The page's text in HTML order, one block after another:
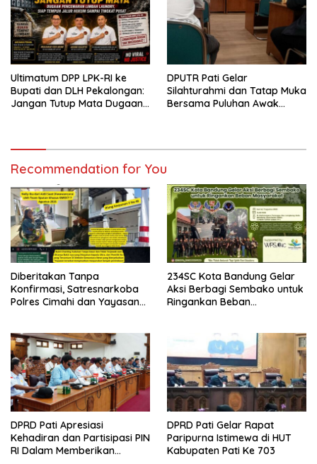
Ultimatum DPP LPK-RI ke
Bupati dan DLH Pekalongan:
Jangan Tutup Mata Dugaan
DPUTR Pati Gelar
Silahturahmi dan Tatap Muka
Bersama Puluhan Awak
Recommendation for You
Diberitakan Tanpa
Konfirmasi, Satresnarkoba
Polres Cimahi dan Yayasan
234SC Kota Bandung Gelar
Aksi Berbagi Sembako untuk
Ringankan Beban
DPRD Pati Apresiasi
Kehadiran dan Partisipasi PIN
RI Dalam Memberikan
DPRD Pati Gelar Rapat
Paripurna Istimewa di HUT
Kabupaten Pati Ke 703